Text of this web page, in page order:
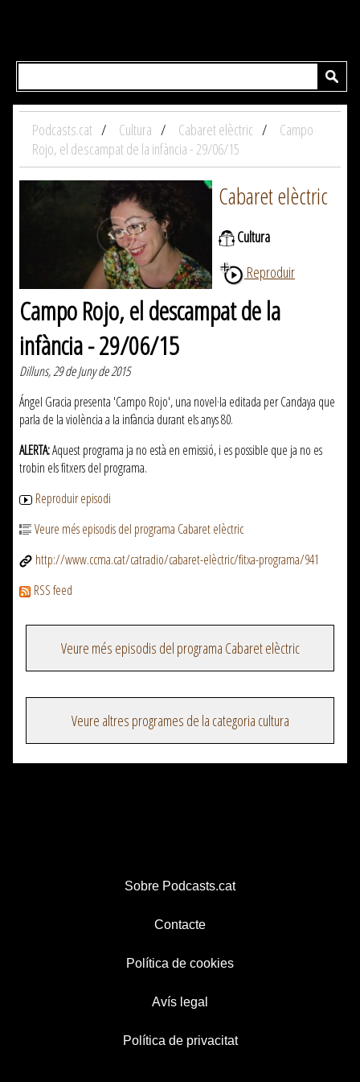
Podcasts.cat Cultura Cabaret elèctric
Campo
Rojo, el descampat de la infància - 29/06/15
Cabaret elèctric
Cultura
Reproduir
Campo Rojo, el descampat de la
infància - 29/06/15
Dilluns, 29 de Juny de 2015
Ángel Gracia presenta 'Campo Rojo', una novel·la editada per Candaya que
parla de la violència a la infància durant els anys 80.
ALERTA:Aquest programa ja no està en emissió, i es possible que ja no es
trobin els fitxers del programa.
Reproduir episodi
Veure més episodis del programa Cabaret elèctric
http://www.ccma.cat/catradio/cabaret-elèctric/fitxa-programa/941
RSS feed
Veure més episodis del programa Cabaret elèctric
Veure altres programes de la categoria cultura
Sobre Podcasts.cat
Contacte
Política de cookies
Avís legal
Política de privacitat